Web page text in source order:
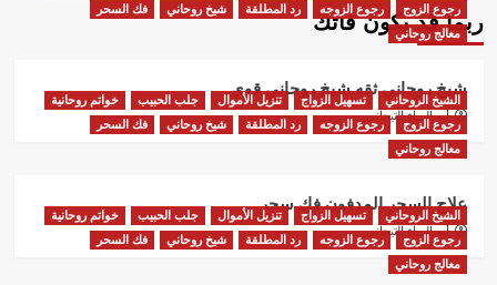
ربما قد يكون فاتك
رجوع الزوج
رجوع الزوجه رد المطلقة شيخ روحاني
فك السحر
معالج روحاني
شيخ روحاني ثقه شيخ روحاني قوي
أبو البراء التيجاني
الشيخ الروحاني تسهيل الزواج تنزيل الأموال جلب الحبيب
خواتم روحانية
رجوع الزوج
رجوع الزوجه رد المطلقة شيخ روحاني
فك السحر
معالج روحاني
علاج السحر المدفون فك سحر
أبو البراء التيجاني
الشيخ الروحاني تسهيل الزواج تنزيل الأموال جلب الحبيب
خواتم روحانية
رجوع الزوج
رجوع الزوجه رد المطلقة شيخ روحاني
فك السحر
معالج روحاني